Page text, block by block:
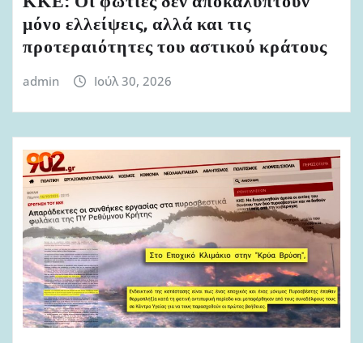
μόνο ελλείψεις, αλλά και τις
προτεραιότητες του αστικού κράτους
admin Ιούλ 30, 2026